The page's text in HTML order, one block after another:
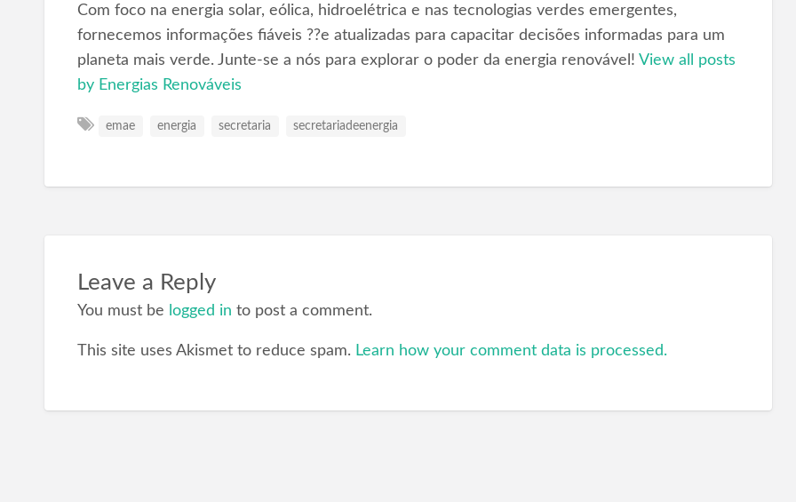
Com foco na energia solar, eólica, hidroelétrica e nas tecnologias verdes emergentes,
fornecemos informações fiáveis ??e atualizadas para capacitar decisões informadas para um
planeta mais verde. Junte-se a nós para explorar o poder da energia renovável! View all posts
by Energias Renováveis
emae energia secretaria secretariadeenergia
Leave a Reply
You must be logged in to post a comment.
This site uses Akismet to reduce spam. Learn how your comment data is processed.